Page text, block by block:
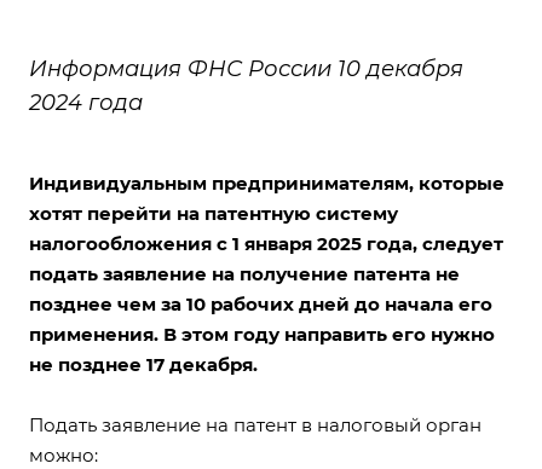
Информация ФНС России 10 декабря
2024 года
Индивидуальным предпринимателям, которые
хотят перейти на патентную систему
налогообложения с 1 января 2025 года, следует
подать заявление на получение патента не
позднее чем за 10 рабочих дней до начала его
применения. В этом году направить его нужно
не позднее 17 декабря.
Подать заявление на патент в налоговый орган
можно: